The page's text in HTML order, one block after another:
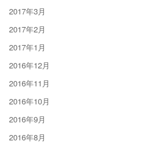
2017年3月
2017年2月
2017年1月
2016年12月
2016年11月
2016年10月
2016年9月
2016年8月